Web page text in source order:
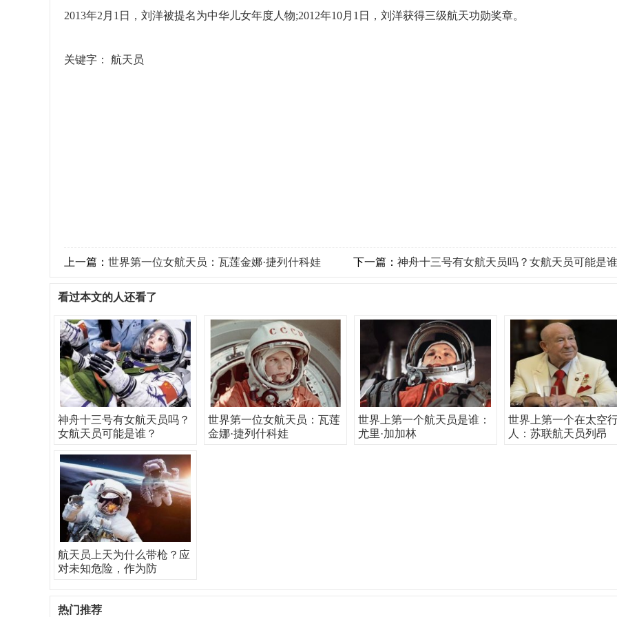
2013年2月1日，刘洋被提名为中华儿女年度人物;2012年10月1日，刘洋获得三级航天功勋奖章。
关键字： 航天员
上一篇： 世界第一位女航天员：瓦莲金娜·捷列什科娃 下一篇： 神舟十三号有女航天员吗？女航天员可能是
看过本文的人还看了
神舟十三号有女航天员吗？
女航天员可能是谁？
世界第一位女航天员：瓦莲
金娜·捷列什科娃
世界上第一个航天员是谁：
尤里·加加林
世界上第一个在太空
人：苏联航天员列昂
航天员上天为什么带枪？应
对未知危险，作为防
热门推荐